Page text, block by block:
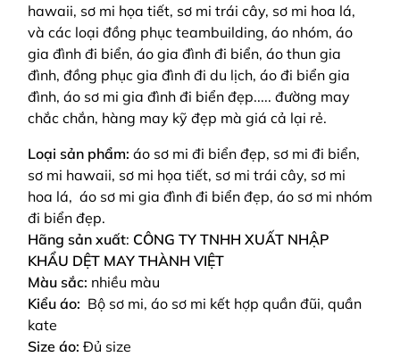
hawaii, sơ mi họa tiết, sơ mi trái cây, sơ mi hoa lá,
và các loại đồng phục teambuilding, áo nhóm, áo
gia đình đi biển, áo gia đình đi biển, áo thun gia
đình, đồng phục gia đình đi du lịch, áo đi biển gia
đình, áo sơ mi gia đình đi biển đẹp..... đường may
chắc chắn, hàng may kỹ đẹp mà giá cả lại rẻ.
Loại sản phẩm: áo sơ mi đi biển đẹp, sơ mi đi biển,
sơ mi hawaii, sơ mi họa tiết, sơ mi trái cây, sơ mi
hoa lá, áo sơ mi gia đình đi biển đẹp, áo sơ mi nhóm
đi biển đẹp.
Hãng sản xuất: CÔNG TY TNHH XUẤT NHẬP
KHẨU DỆT MAY THÀNH VIỆT
Màu sắc: nhiều màu
Kiểu áo: Bộ sơ mi, áo sơ mi kết hợp quần đũi, quần
kate
Size áo: Đủ size